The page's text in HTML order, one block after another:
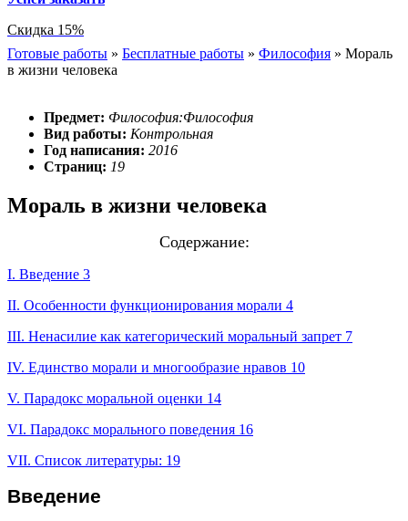
Скидка 15%
Готовые работы » Бесплатные работы » Философия » Мораль
в жизни человека
Предмет: Философия:Философия
Вид работы: Контрольная
Год написания: 2016
Страниц: 19
Мораль в жизни человека
Содержание:
I. Введение 3
II. Особенности функционирования морали 4
III. Ненасилие как категорический моральный запрет 7
IV. Единство морали и многообразие нравов 10
V. Парадокс моральной оценки 14
VI. Парадокс морального поведения 16
VII. Список литературы: 19
Введение